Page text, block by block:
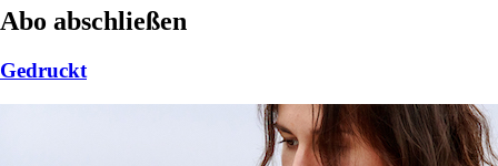
Abo abschließen
Gedruckt